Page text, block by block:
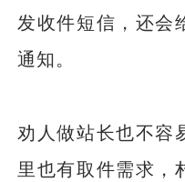
发收件短信，还会
通知。
劝人做站长也不容
里也有取件需求，